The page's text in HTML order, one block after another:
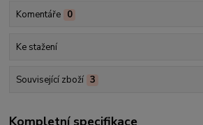
Komentáře 0
Ke stažení
Související zboží 3